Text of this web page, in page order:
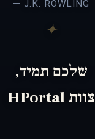
— J.K. ROWLING
שלכם תמיד,
צוות HPortal